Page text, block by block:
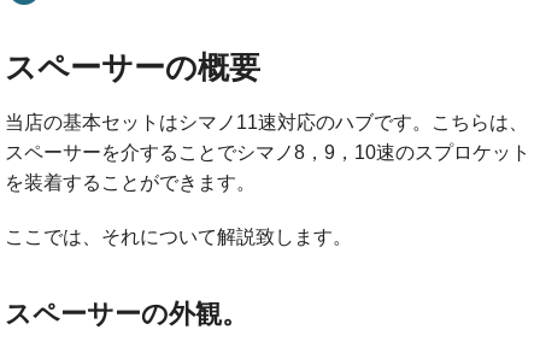
スペーサーの概要
当店の基本セットはシマノ11速対応のハブです。こちらは、
スペーサーを介することでシマノ8，9，10速のスプロケット
を装着することができます。
ここでは、それについて解説致します。
スペーサーの外観。